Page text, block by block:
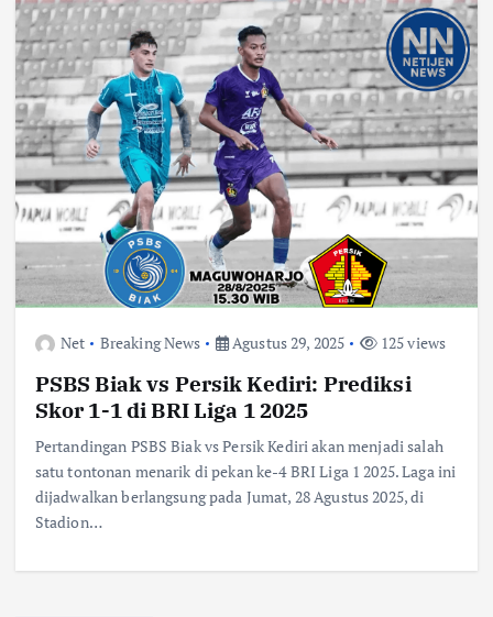
Net Breaking News Agustus 29, 2025 125 views
PSBS Biak vs Persik Kediri: Prediksi
Skor 1-1 di BRI Liga 1 2025
Pertandingan PSBS Biak vs Persik Kediri akan menjadi salah
satu tontonan menarik di pekan ke-4 BRI Liga 1 2025. Laga ini
dijadwalkan berlangsung pada Jumat, 28 Agustus 2025, di
Stadion…